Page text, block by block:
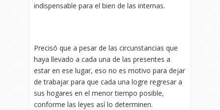
indispensable para el bien de las internas.
Precisó que a pesar de las circunstancias que
haya llevado a cada una de las presentes a
estar en ese lugar, eso no es motivo para dejar
de trabajar para que cada una logre regresar a
sus hogares en el menor tiempo posible,
conforme las leyes así lo determinen.